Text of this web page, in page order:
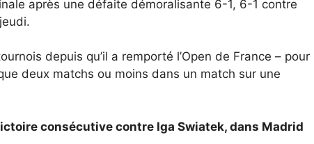
après une défaite démoralisante 6-1, 6-1 contre
depuis qu’il a remporté l’Open de France – pour
deux matchs ou moins dans un match sur une
consécutive contre Iga Swiatek, dans Madrid